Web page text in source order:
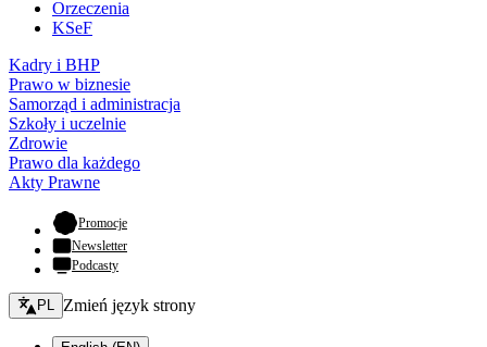
Orzeczenia
KSeF
Kadry i BHP
Prawo w biznesie
Samorząd i administracja
Szkoły i uczelnie
Zdrowie
Prawo dla każdego
Akty Prawne
Promocje- otwiera się w nowej karcie
Newsletter
Podcasty
Zmień język - bieżący:
PL Zmień język strony